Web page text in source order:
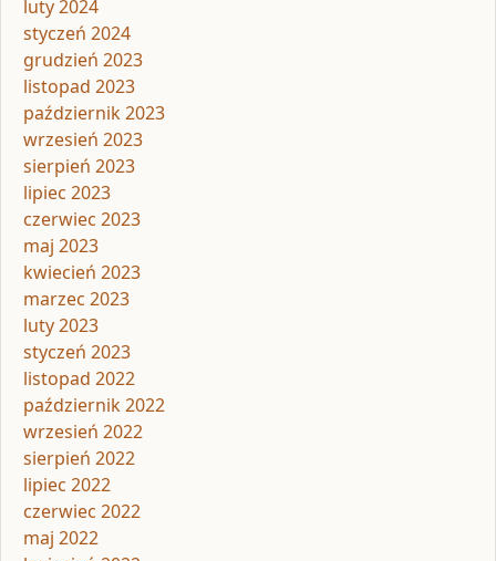
luty 2024
styczeń 2024
grudzień 2023
listopad 2023
październik 2023
wrzesień 2023
sierpień 2023
lipiec 2023
czerwiec 2023
maj 2023
kwiecień 2023
marzec 2023
luty 2023
styczeń 2023
listopad 2022
październik 2022
wrzesień 2022
sierpień 2022
lipiec 2022
czerwiec 2022
maj 2022